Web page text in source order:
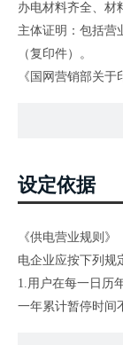
办电材料齐全、材
主体证明：包括营
（复印件）。
《国网营销部关
（二）用户的实
设定依据
《供电营业规则
电企业应按下列规
1.用户在每一日历
一年累计暂停时间